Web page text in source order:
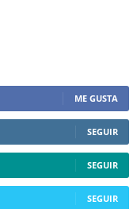
ME GUSTA
SEGUIR
SEGUIR
SEGUIR